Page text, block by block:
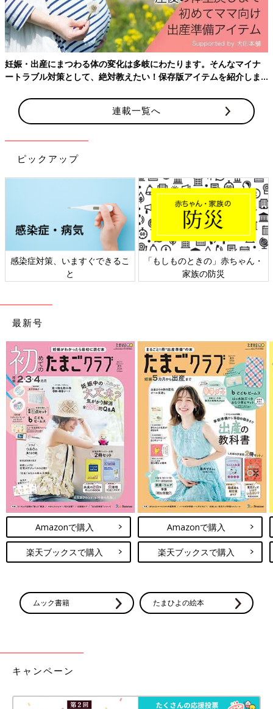
出典：Instagramアカウント「塩田由美」
塩口由美さんは、夕食のメニューでサバのトマト煮込みとさらし
玉ねぎに、セブンイレブンのおでんをプラス。どれもサッと出せ
るメニューだそうですが、彩りも良く食材もたくさんあるので賑
やかでおいしそうですね。夕食の時短メニューに使えて便利です
よね。
これ買い！セブンイレブン秋味スイーツ
さん！今回は、そんなセブンイレブンの秋味ス
イーツを楽しむ様子をインスタグラムの投稿か
ら集めてみました。おいしいスイーツで食欲の
秋を楽しもう！
いかがでしたか？おでんは好きな具材を好きな量食べられるの
で、ランチや夕食からお弁当まで、色々な場面で活用できそうで
すよね！セブンイレブンのおでんは、だしの味も良くおいしいと
人気だそうで、今秋冬シーズン買ってみてくださいね。
（文：かな江）
※記事内容でご紹介している投稿、リンク先は、削除される場合
があります。あらかじめご了承ください。
※記事の内容は記載当時の情報であり、現在と異なる場合があり
ます。
※価格はすべて税抜き、2020年10月時点での金額です。
妊娠・出産にまつわる体の変化は多岐にわたります。そんなマイナ
ートラブル対策として、絶対教えたい！保存版アイテムを紹介しま
連載一覧へ
ピックアップ
感染症対策、いますぐできるこ
と
「もしものときの」赤ちゃん・
家族の防災
最新号
Amazonで購入
楽天ブックスで購入
Amazonで購入
楽天ブックスで購入
ムック書籍 たまひよの絵本
キャンペーン